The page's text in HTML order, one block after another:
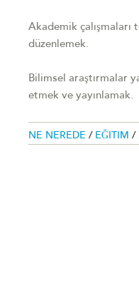
Akademik çalışmaları
düzenlemek.
Bilimsel araştırmalar
etmek ve yayınlamak.
NE NEREDE / EĞITIM /